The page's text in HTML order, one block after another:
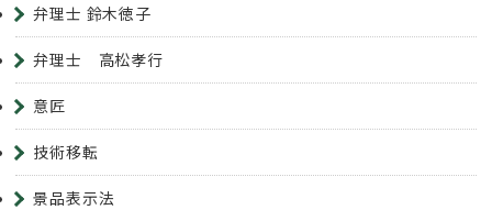
弁理士 鈴木徳子
弁理士 高松孝行
意匠
技術移転
景品表示法